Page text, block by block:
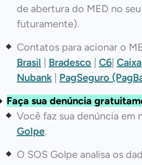
de abertura do MED no
futuramente).
Contatos para acionar o
Brasil | Bradesco | C6| Caixa
Nubank | PagSeguro
Faça sua denúncia
Você faz sua denúncia em
Golpe.
O SOS Golpe analisa os